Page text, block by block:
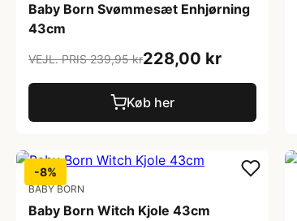
Baby Born Svømmesæt Enhjørning
43cm
VEJL. PRIS 239,95 kr228,00 kr
Køb her
-8%
BABY BORN
Baby Born Witch Kjole 43cm